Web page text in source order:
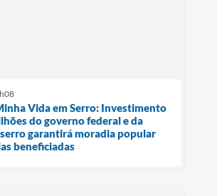
Vida em Serro: Investimento
do governo federal e da
garantirá moradia popular
beneficiadas